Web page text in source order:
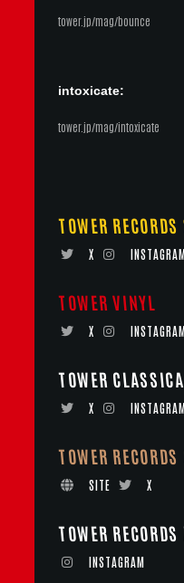
tower.jp/mag/bounce
intoxicate:
tower.jp/mag/intoxicate
TOWER
X
TOWER VINYL
X
TOWER
X
TOWER RECORDS
SITE X
TOWER RECORDS
INSTAGRAM